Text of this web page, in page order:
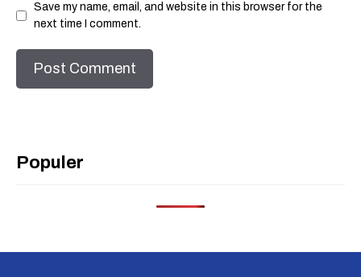
Save my name, email, and website in this browser for the
next time I comment.
Populer